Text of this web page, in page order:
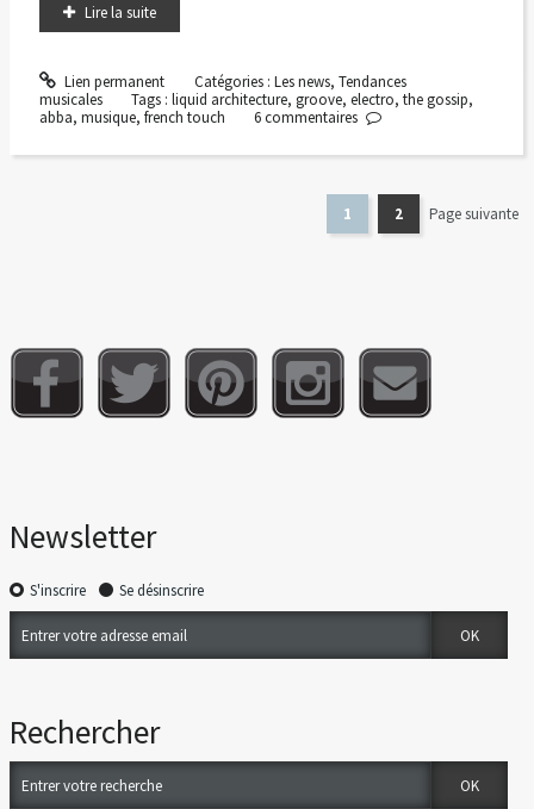
Lire la suite
Lien permanent Catégories : Les news, Tendances
musicales
Tags :liquid architecture,groove,electro,the gossip,
abba, musique, french touch 6commentaires
1 2 Page suivante
Newsletter
S'inscrire Se désinscrire
Rechercher